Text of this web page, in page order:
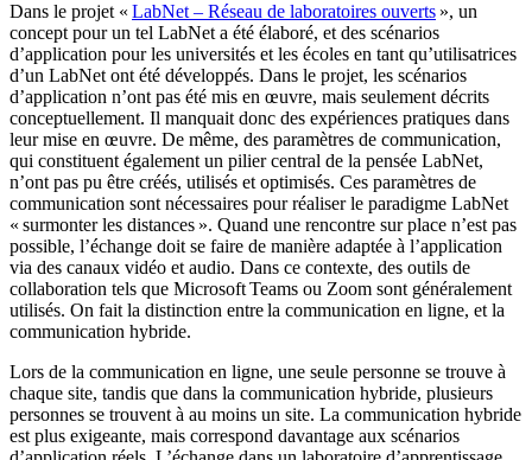
Dans le projet « LabNet – Réseau de laboratoires ouverts », un
concept pour un tel LabNet a été élaboré, et des scénarios
d’application pour les universités et les écoles en tant qu’utilisatrices
d’un LabNet ont été développés. Dans le projet, les scénarios
d’application n’ont pas été mis en œuvre, mais seulement décrits
conceptuellement. Il manquait donc des expériences pratiques dans
leur mise en œuvre. De même, des paramètres de communication,
qui constituent également un pilier central de la pensée LabNet,
n’ont pas pu être créés, utilisés et optimisés. Ces paramètres de
communication sont nécessaires pour réaliser le paradigme LabNet
« surmonter les distances ». Quand une rencontre sur place n’est pas
possible, l’échange doit se faire de manière adaptée à l’application
via des canaux vidéo et audio. Dans ce contexte, des outils de
collaboration tels que Microsoft Teams ou Zoom sont généralement
utilisés. On fait la distinction entre la communication en ligne, et la
communication hybride.
Lors de la communication en ligne, une seule personne se trouve à
chaque site, tandis que dans la communication hybride, plusieurs
personnes se trouvent à au moins un site. La communication hybride
est plus exigeante, mais correspond davantage aux scénarios